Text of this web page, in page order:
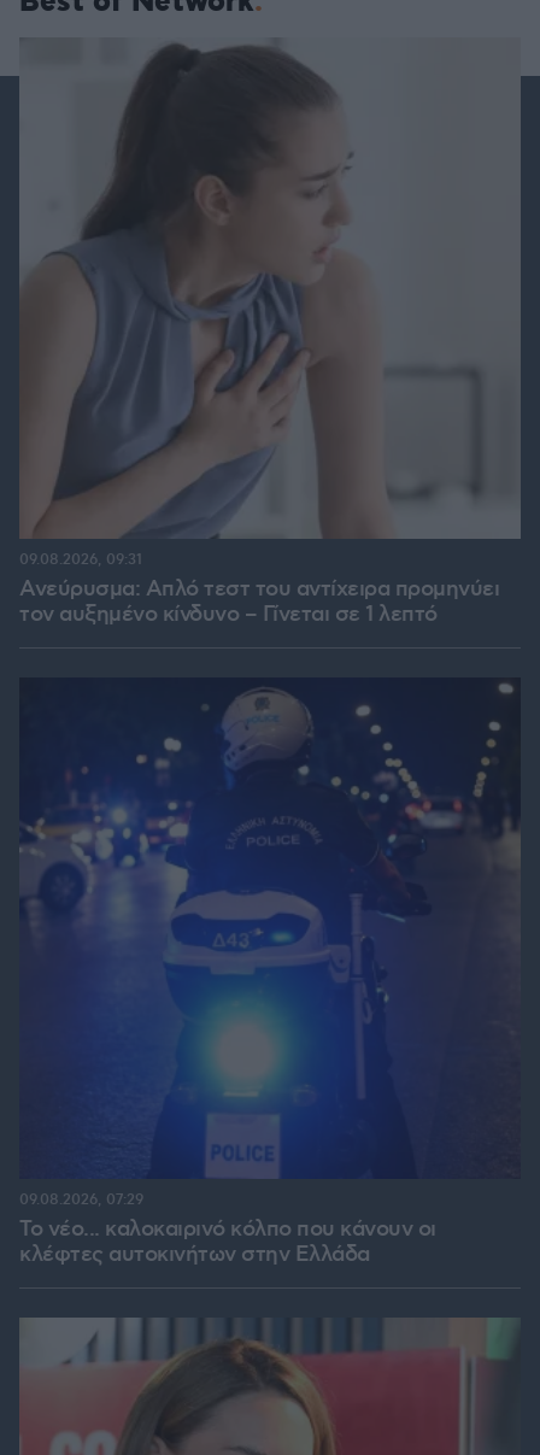
Ανεύρυσμα: Απλό τεστ του αντίχειρα προμηνύει
τον αυξημένο κίνδυνο – Γίνεται σε 1 λεπτό
09.08.2026, 09:31
Το νέο... καλοκαιρινό κόλπο που κάνουν οι
κλέφτες αυτοκινήτων στην Ελλάδα
09.08.2026, 07:29